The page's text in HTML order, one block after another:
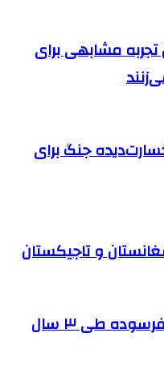
مشابهی برای
خسارت‌دیده جنگ برای
و تاجیکستان